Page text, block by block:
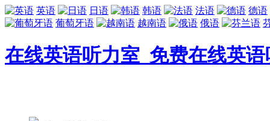
英语 日语 韩语 法语
德语
葡萄牙语
越南语 俄语
在线英语听力室_免费在线英